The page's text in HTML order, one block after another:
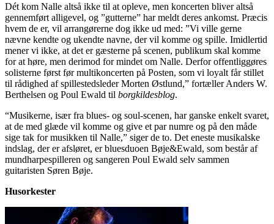
Dét kom Nalle altså ikke til at opleve, men koncerten bliver altså
gennemført alligevel, og ”gutterne” har meldt deres ankomst. Præcis
hvem de er, vil arrangørerne dog ikke ud med: ”Vi ville gerne
nævne kendte og ukendte navne, der vil komme og spille. Imidlertid
mener vi ikke, at det er gæsterne på scenen, publikum skal komme
for at høre, men derimod for mindet om Nalle. Derfor offentliggøres
solisterne først før multikoncerten på Posten, som vi loyalt får stillet
til rådighed af spillestedsleder Morten Østlund,” fortæller Anders W.
Berthelsen og Poul Ewald til borgkildesblog.
“Musikerne, især fra blues- og soul-scenen, har ganske enkelt svaret,
at de med glæde vil komme og give et par numre og på den måde
sige tak for musikken til Nalle,” siger de to. Det eneste musikalske
indslag, der er afsløret, er bluesduoen Bøje&Ewald, som består af
mundharpespilleren og sangeren Poul Ewald selv sammen
guitaristen Søren Bøje.
Husorkester